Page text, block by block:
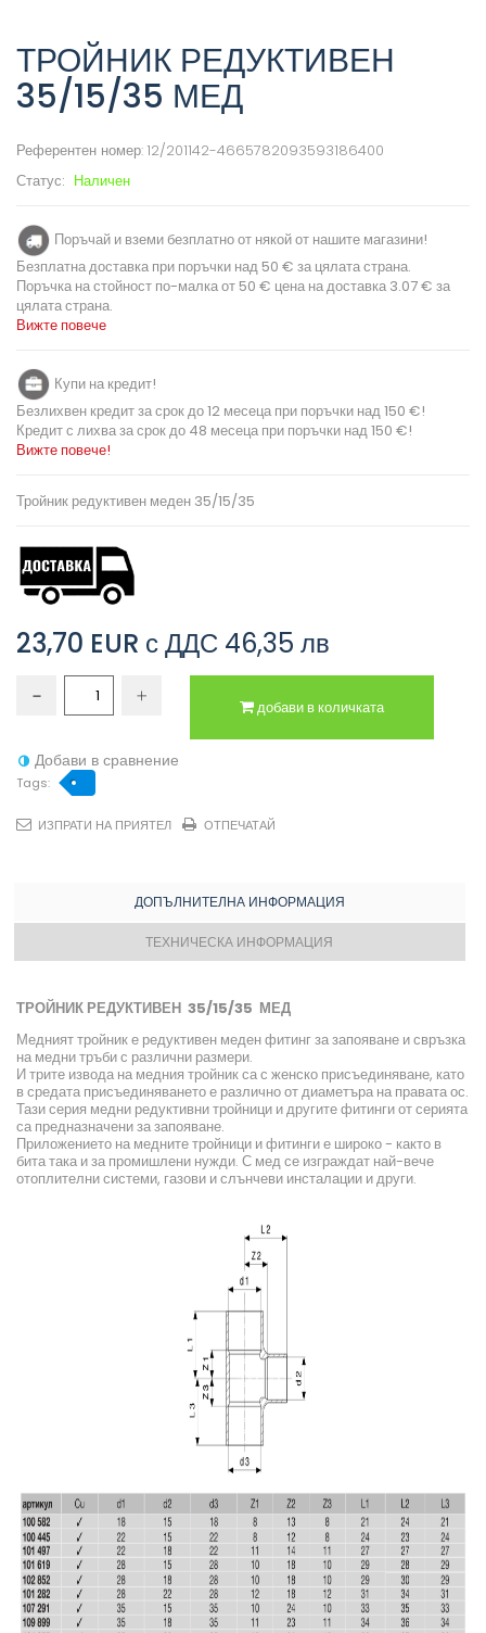
ТРОЙНИК РЕДУКТИВЕН
35/15/35 МЕД
Референтен номер: 12/201142-4665782093593186400
Статус: Наличен
Поръчай и вземи безплатно от някой от нашите магазини!
Безплатна доставка при поръчки над 50 € за цялата страна.
Поръчка на стойност по-малка от 50 € цена на доставка 3.07 € за
цялата страна.
Вижте повече
Купи на кредит!
Безлихвен кредит за срок до 12 месеца при поръчки над 150 €!
Кредит с лихва за срок до 48 месеца при поръчки над 150 €!
Вижте повече!
Тройник редуктивен меден 35/15/35
23,70 EUR с ДДС 46,35 лв
добави в количката
Добави в сравнение
Tags:
ИЗПРАТИ НА ПРИЯТЕЛ ОТПЕЧАТАЙ
ДОПЪЛНИТЕЛНА ИНФОРМАЦИЯ
ТЕХНИЧЕСКА ИНФОРМАЦИЯ
ТРОЙНИК РЕДУКТИВЕН 35/15/35 МЕД
Медният тройник е редуктивен меден фитинг за запояване и свръзка
на медни тръби с различни размери.
И трите извода на медния тройник са с женско присъединяване, като
в средата присъединяването е различно от диаметъра на правата ос.
Тази серия медни редуктивни тройници и другите фитинги от серията
са предназначени за запояване.
Приложението на медните тройници и фитинги е широко - както в
бита така и за промишлени нужди. С мед се изграждат най-вече
отоплителни системи, газови и слънчеви инсталации и други.